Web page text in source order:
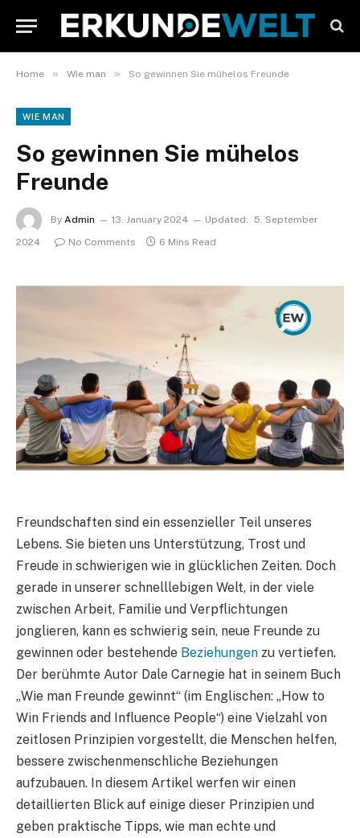
Home » Wie man » So gewinnen Sie mühelos Freunde
WIE MAN
So gewinnen Sie mühelos
Freunde
By Admin 13. January 2024 Updated:
5. September
2024
No Comments 6 Mins Read
Freundschaften sind ein essenzieller Teil unseres
Lebens. Sie bieten uns Unterstützung, Trost und
Freude in schwierigen wie in glücklichen Zeiten. Doch
gerade in unserer schnelllebigen Welt, in der viele
zwischen Arbeit, Familie und Verpflichtungen
jonglieren, kann es schwierig sein, neue Freunde zu
gewinnen oder bestehende Beziehungen zu vertiefen.
Der berühmte Autor Dale Carnegie hat in seinem Buch
„Wie man Freunde gewinnt“ (im Englischen: „How to
Win Friends and Influence People“) eine Vielzahl von
zeitlosen Prinzipien vorgestellt, die Menschen helfen,
bessere zwischenmenschliche Beziehungen
aufzubauen. In diesem Artikel werfen wir einen
detaillierten Blick auf einige dieser Prinzipien und
geben praktische Tipps, wie man echte und